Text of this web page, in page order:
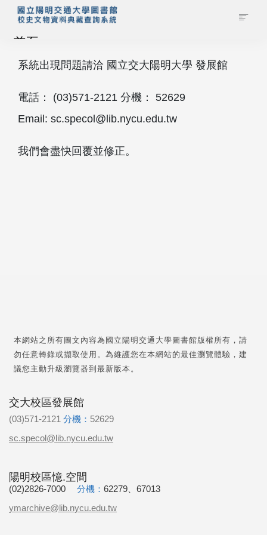
首頁
藏品查詢
藏品清單全覽
系統出現問題請洽 國立交大陽明大學 發展館
電話： (03)571‐2121 分機： 52629
Email: sc.specol@lib.nycu.edu.tw
我們會盡快回覆並修正。
本網站之所有圖文內容為國立陽明交通大學圖書館版權所有，請
勿任意轉錄或擷取使用。為維護您在本網站的最佳瀏覽體驗，建
議您主動升級瀏覽器到最新版本。
交大校區發展館
(03)571-2121 分機： 52629
sc.specol@lib.nycu.edu.tw
陽明校區憶.空間
(02)2826-7000 分機： 62279、67013
ymarchive@lib.nycu.edu.tw